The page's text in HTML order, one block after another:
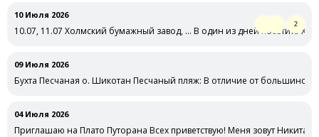
10 Июля 2026
10.07, 11.07 Холмский бумажный завод, … В один из дней посетить
2
09 Июля 2026
Бухта Песчаная о. Шикотан Песчаный пляж: В отличие от большинства
04 Июля 2026
Приглашаю на Плато Путорана Всех приветствую! Меня зовут